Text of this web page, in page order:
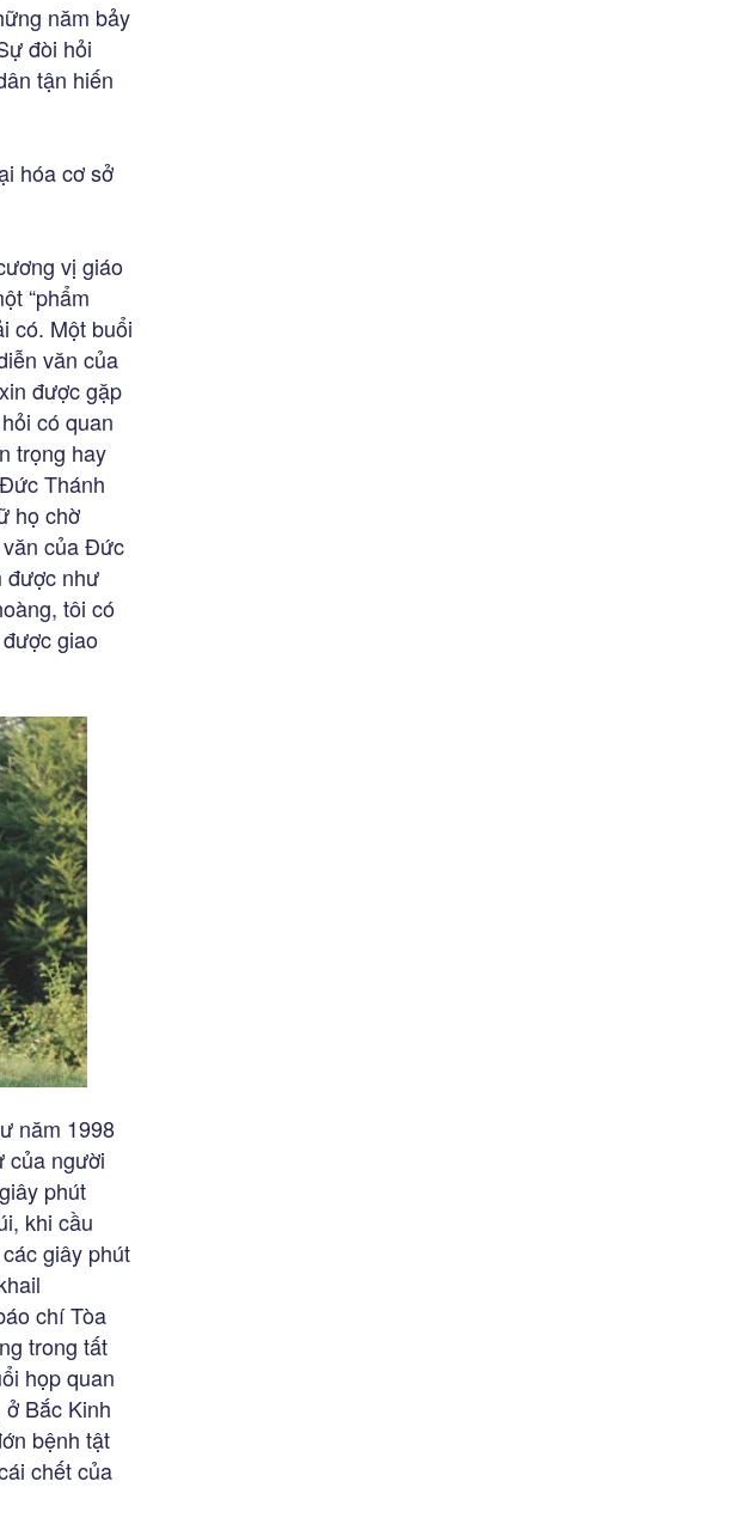
năm bảy
đòi hỏi
tận hiến
hóa cơ sở
vị giáo
“phẩm
có. Một buổi
văn của
được gặp
có quan
trọng hay
Thánh
họ chờ
của Đức
được như
tôi có
giao
năm 1998
của người
phút
khi cầu
giây phút
chí Tòa
trong tất
họp quan
Bắc Kinh
bệnh tật
chết của